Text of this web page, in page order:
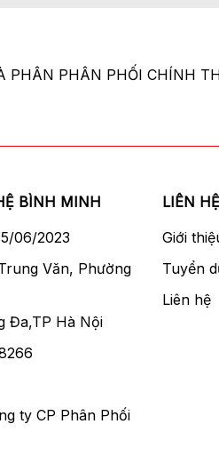
PHÂN PHÂN PHỐI CHÍNH
BÌNH MINH
06/2023
Văn, Phường
Đa,TP Hà Nội
ty CP Phân Phối
LIÊN HỆ
Giới
Tuyển
Liên hệ